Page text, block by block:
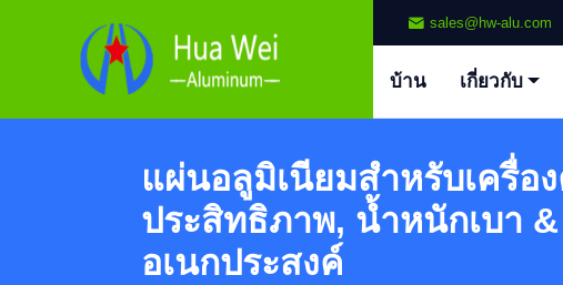
sales@hw-alu.com
บ้าน เกี่ยวกับ
แผ่นอลูมิเนียมสำหรับเครื่อ
ประสิทธิภาพ, น้ำหนักเบา &
อเนกประสงค์